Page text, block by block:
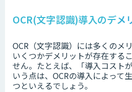
OCR(文字認識)導入のデメ
OCR（文字認識）には多くのメ
いくつかデメリットが存在する
せん。たとえば、「導入コスト
いう点は、OCRの導入によって
つといえるでしょう。